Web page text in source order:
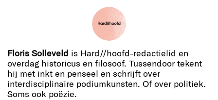
Floris Solleveld is Hard//hoofd-redactielid en
overdag historicus en filosoof. Tussendoor tekent
hij met inkt en penseel en schrijft over
interdisciplinaire podiumkunsten. Of over politiek.
Soms ook poëzie.